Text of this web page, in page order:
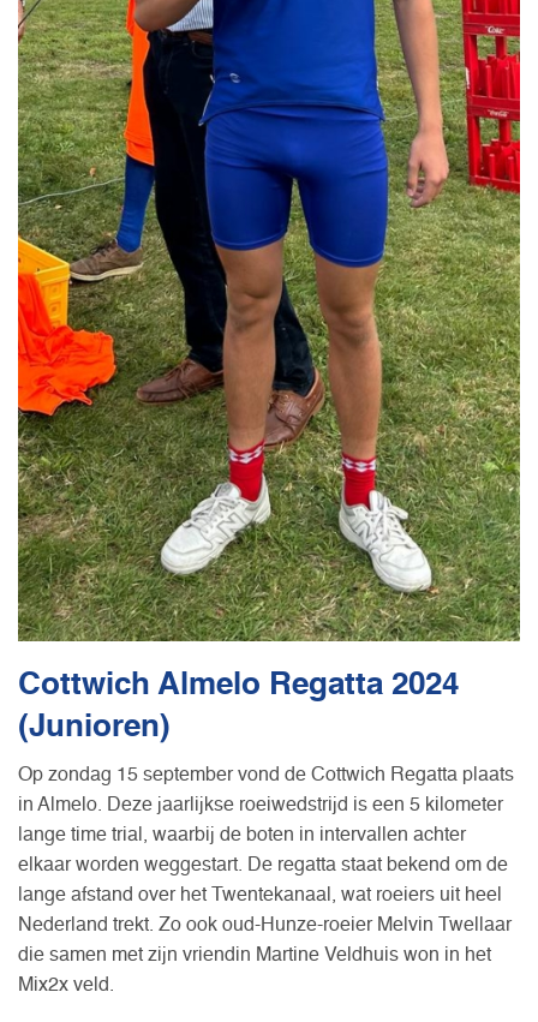
Cottwich Almelo Regatta 2024
(Junioren)
Op zondag 15 september vond de Cottwich Regatta plaats
in Almelo. Deze jaarlijkse roeiwedstrijd is een 5 kilometer
lange time trial, waarbij de boten in intervallen achter
elkaar worden weggestart. De regatta staat bekend om de
lange afstand over het Twentekanaal, wat roeiers uit heel
Nederland trekt. Zo ook oud-Hunze-roeier Melvin Twellaar
die samen met zijn vriendin Martine Veldhuis won in het
Mix2x veld.